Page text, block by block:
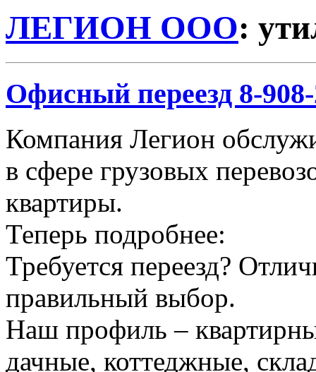
ЛЕГИОН ООО:
Офисный переезд 8-
Компания Легион
в сфере грузовых
квартиры.
Теперь подробнее:
Требуется переезд?
правильный выбор.
Наш профиль –
дачные, коттеджные,